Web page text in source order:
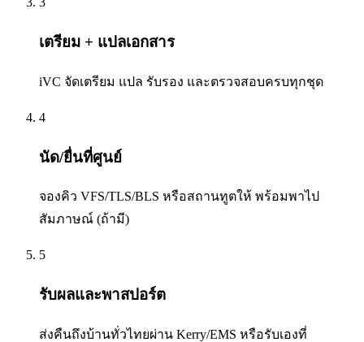
เตรียม + แปลเอกสาร
iVC จัดเตรียม แปล รับรอง และตรวจสอบครบทุกชุด
4
นัด/ยื่นที่ศูนย์
จองคิว VFS/TLS/BLS หรือสถานทูตให้ พร้อมพาไป
สัมภาษณ์ (ถ้ามี)
5
รับผลและพาสปอร์ต
ส่งคืนถึงบ้านทั่วไทยผ่าน Kerry/EMS หรือรับเองที่